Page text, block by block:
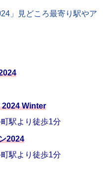
」見どころ最寄り駅やア
Winter
駅より徒歩1分
2024
駅より徒歩1分